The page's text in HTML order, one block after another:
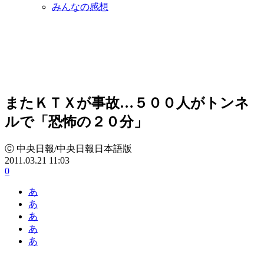
みんなの感想
またＫＴＸが事故…５００人がトンネ
ルで「恐怖の２０分」
ⓒ 中央日報/中央日報日本語版
2011.03.21 11:03
0
あ
あ
あ
あ
あ